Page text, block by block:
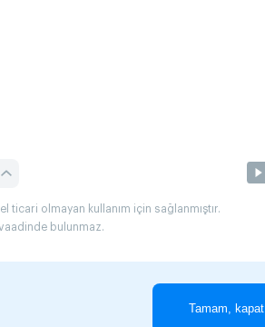
olmayan kullanım için sağlanmıştır.
bulunmaz.
Tamam, kapat